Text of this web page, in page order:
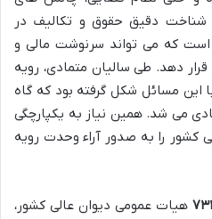
شناخت دقیق حقوق و تکالیف در
است که می تواند سرنوشت مالی و
دهد. طی سالیان متمادی، رویه
این مسائل شکل گرفته بود که گاه
می شد. همین نیاز به یکپارچگی
کشور را به صدور آراء وحدت رویه
هیات عمومی دیوان عالی کشور،